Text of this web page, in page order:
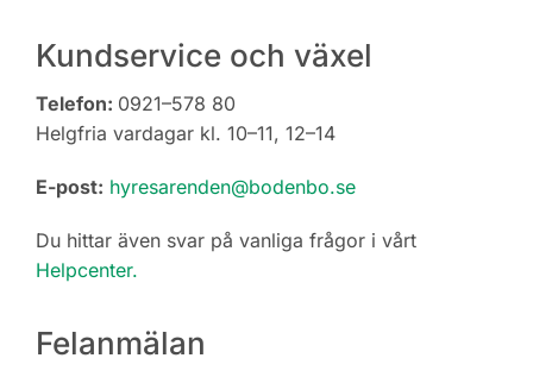
Kundservice och växel
Telefon: 0921–578 80
Helgfria vardagar kl. 10–11, 12–14
E-post: hyresarenden@bodenbo.se
Du hittar även svar på vanliga frågor i vårt
Helpcenter.
Felanmälan